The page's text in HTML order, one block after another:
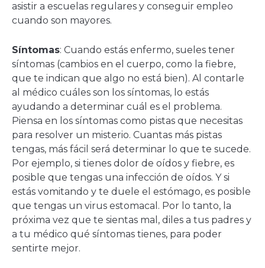
asistir a escuelas regulares y conseguir empleo
cuando son mayores.
Síntomas: Cuando estás enfermo, sueles tener
síntomas (cambios en el cuerpo, como la fiebre,
que te indican que algo no está bien). Al contarle
al médico cuáles son los síntomas, lo estás
ayudando a determinar cuál es el problema.
Piensa en los síntomas como pistas que necesitas
para resolver un misterio. Cuantas más pistas
tengas, más fácil será determinar lo que te sucede.
Por ejemplo, si tienes dolor de oídos y fiebre, es
posible que tengas una infección de oídos. Y si
estás vomitando y te duele el estómago, es posible
que tengas un virus estomacal. Por lo tanto, la
próxima vez que te sientas mal, diles a tus padres y
a tu médico qué síntomas tienes, para poder
sentirte mejor.